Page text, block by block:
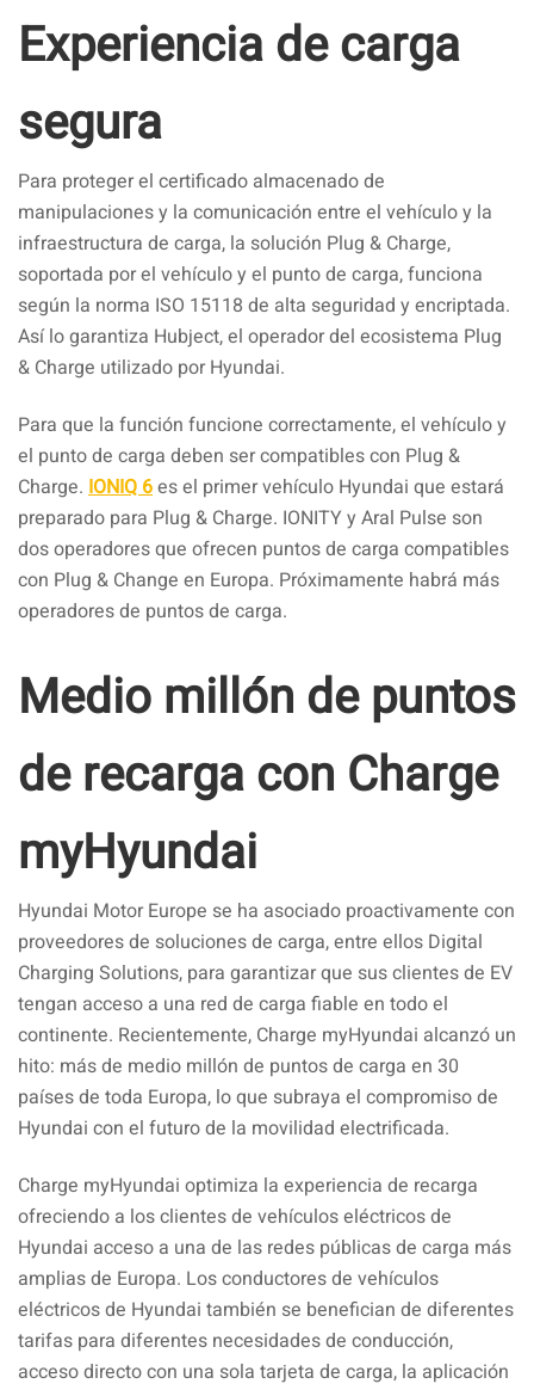
Experiencia de carga
segura
Para proteger el certificado almacenado de
manipulaciones y la comunicación entre el vehículo y la
infraestructura de carga, la solución Plug & Charge,
soportada por el vehículo y el punto de carga, funciona
según la norma ISO 15118 de alta seguridad y encriptada.
Así lo garantiza Hubject, el operador del ecosistema Plug
& Charge utilizado por Hyundai.
Para que la función funcione correctamente, el vehículo y
el punto de carga deben ser compatibles con Plug &
Charge. IONIQ 6es el primer vehículo Hyundai que estará
preparado para Plug & Charge. IONITY y Aral Pulse son
dos operadores que ofrecen puntos de carga compatibles
con Plug & Change en Europa. Próximamente habrá más
operadores de puntos de carga.
Medio millón de puntos
de recarga con Charge
myHyundai
Hyundai Motor Europe se ha asociado proactivamente con
proveedores de soluciones de carga, entre ellos Digital
Charging Solutions, para garantizar que sus clientes de EV
tengan acceso a una red de carga fiable en todo el
continente. Recientemente, Charge myHyundai alcanzó un
hito: más de medio millón de puntos de carga en 30
países de toda Europa, lo que subraya el compromiso de
Hyundai con el futuro de la movilidad electrificada.
Charge myHyundai optimiza la experiencia de recarga
ofreciendo a los clientes de vehículos eléctricos de
Hyundai acceso a una de las redes públicas de carga más
amplias de Europa. Los conductores de vehículos
eléctricos de Hyundai también se benefician de diferentes
tarifas para diferentes necesidades de conducción,
acceso directo con una sola tarjeta de carga, la aplicación